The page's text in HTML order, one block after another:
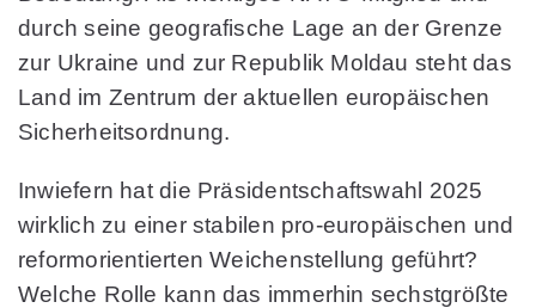
durch seine geografische Lage an der Grenze
zur Ukraine und zur Republik Moldau steht das
Land im Zentrum der aktuellen europäischen
Sicherheitsordnung.
Inwiefern hat die Präsidentschaftswahl 2025
wirklich zu einer stabilen pro-europäischen und
reformorientierten Weichenstellung geführt?
Welche Rolle kann das immerhin sechstgrößte